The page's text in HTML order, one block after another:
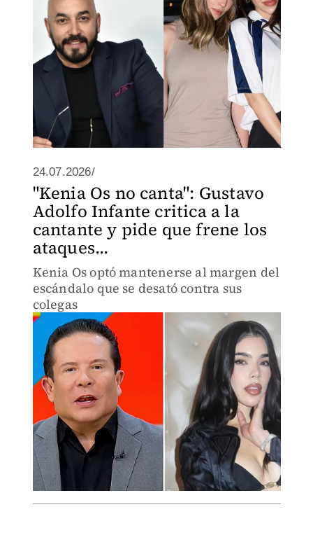
24.07.2026/
"Kenia Os no canta": Gustavo
Adolfo Infante critica a la
cantante y pide que frene los
ataques...
Kenia Os optó mantenerse al margen del
escándalo que se desató contra sus
colegas